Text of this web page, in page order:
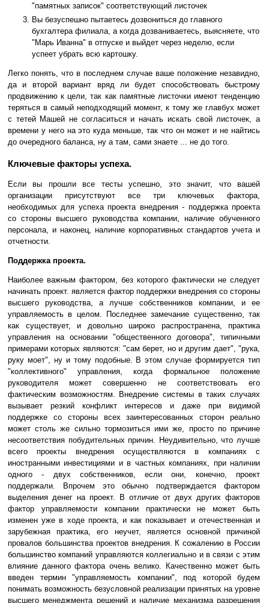
"памятных записок" соответствующий листочек
Вы безуспешно пытаетесь дозвониться до главного
бухгалтера филиала, а когда дозваниваетесь, выясняете, что
"Марь Иванна" в отпуске и выйдет через неделю, если
успеет убрать всю картошку.
Легко понять, что в последнем случае ваше положение незавидно,
да и второй вариант вряд ли будет способствовать быстрому
продвижению к цели, так как памятные листочки имеют тенденцию
теряться в самый неподходящий момент, к тому же главбух может
с тетей Машей не согласиться и начать искать свой листочек, а
времени у него на это куда меньше, так что он может и не найтись
до очередного баланса, ну а там, сами знаете ... не до того.
Ключевые факторы успеха.
Если вы прошли все тесты успешно, это значит, что вашей
организации присутствуют все три ключевых фактора,
необходимых для успеха проекта внедрения - поддержка проекта
со стороны высшего руководства компании, наличие обученного
персонала, и наконец, наличие корпоративных стандартов учета и
отчетности.
Поддержка проекта.
Наиболее важным фактором, без которого фактически не следует
начинать проект. является фактор поддержки внедрения со стороны
высшего руководства, а лучше собственников компании, и ее
управляемость в целом. Последнее замечание существенно, так
как существует, и довольно широко распространена, практика
управления на основании "общественного договора", типичными
примерами которых являются: "сам берет, но и другим дает", "рука,
руку моет", ну и тому подобные. В этом случае формируется тип
"коллективного" управления, когда формальное положение
руководителя может совершенно не соответствовать его
фактическим возможностям. Внедрение системы в таких случаях
вызывает резкий конфликт интересов и даже при видимой
поддержке со стороны всех заинтересованных сторон реально
может столь же сильно тормозиться ими же, просто по причине
несоответствия побудительных причин. Неудивительно, что лучше
всего проекты внедрения осуществляются в компаниях с
иностранными инвестициями и в частных компаниях, при наличии
одного - двух собственников, если они, конечно, проект
поддержали. Впрочем это обычно подтверждается фактором
выделения денег на проект. В отличие от двух других факторов
фактор управляемости компании практически не может быть
изменен уже в ходе проекта, и как показывает и отечественная и
зарубежная практика, его неучет, является основной причиной
провалов большинства проектов внедрения. К сожалению в России
большинство компаний управляются коллегиально и в связи с этим
влияние данного фактора очень велико. Качественно может быть
введен термин "управляемость компании", под которой будем
понимать возможность безусловной реализации принятых на уровне
высшего менеджмента решений и наличие механизма разрешения